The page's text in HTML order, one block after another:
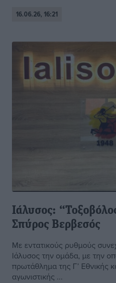
16.06.26, 16:21
Ιάλυσος:
Σπύρος Βερβεσός
Με εντατικούς ρυθμούς
Ιάλυσος την ομάδα, με την
πρωτάθλημα της Γ’ Εθνικής
αγωνιστικής ...